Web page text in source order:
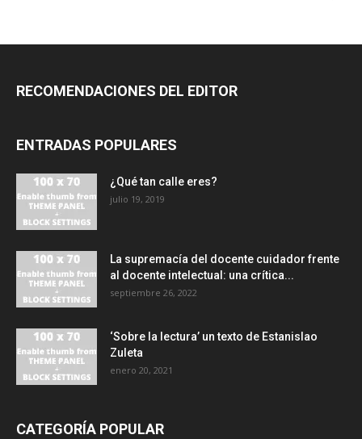
RECOMENDACIONES DEL EDITOR
ENTRADAS POPULARES
¿Qué tan calle eres?
julio 19, 2019
La supremacía del docente cuidador frente
al docente intelectual: una crítica...
septiembre 26, 2022
‘Sobre la lectura’ un texto de Estanislao
Zuleta
enero 20, 2021
CATEGORÍA POPULAR